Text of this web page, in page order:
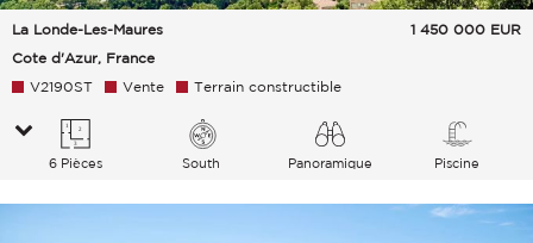
La Londe-Les-Maures
Cote d'Azur, France
1 450 000 EUR
V2190ST Vente Terrain constructible
6 Pièces South
Panoramique
Piscine